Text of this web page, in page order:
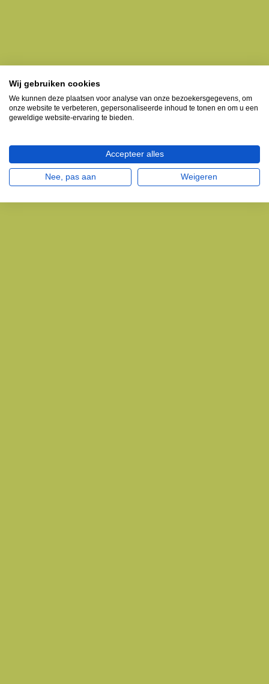
Wij gebruiken cookies
We kunnen deze plaatsen voor analyse van onze bezoekersgegevens, om
onze website te verbeteren, gepersonaliseerde inhoud te tonen en om u een
geweldige website-ervaring te bieden.
Accepteer alles
Nee, pas aan Weigeren